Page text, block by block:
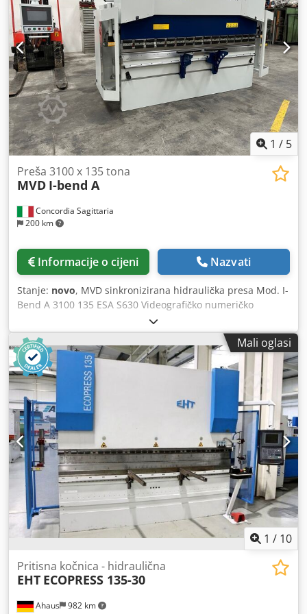
Optički laserski sustav dostupan Nožna pedala: Da Zaslon
osjetljiv na dodir: Da
1 / 5
Concordia Sagittaria
200 km
Preša 3100 x 135 tona
MVD I-bend A
Informacije o cijeni Nazvati
Stanje: novo, MVD sinkronizirana hidraulička presa Mod. I-
Bend A 3100 135 ESA S630 Videografičko numeričko
upravljanje zaslonom osjetljivim na dodir Kontrolirane osi
br. 4 (Y1-Y2-X-R) Motorizirani kompenzacijski stol Dodatak
za alat tipa Promecam s polugom za brzo otpuštanje
Višezračne barijere NOVA DSP LASERSKA ELEKTRONIKA
Motorizirani stražnji registar 750 mm Sklopiva duljina 3100
mm Ispoljena snaga 135 tona Udubljenje 410 mm Hod 210
mm Otvor 415 mm Djdpfefh Nz Hsx Aifokr ROLLERI gornji
alati s više utora i donji alati isporučeni
Mali oglasi
1 / 10
Ahaus 982 km
Pritisna kočnica - hidraulična
EHT ECOPRESS 135-30